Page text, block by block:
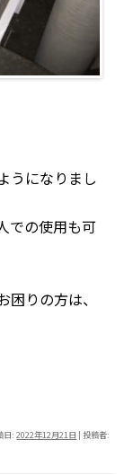
うになりまし
での使用も可
りの方は、
日:2022年12月21日 |投稿者: